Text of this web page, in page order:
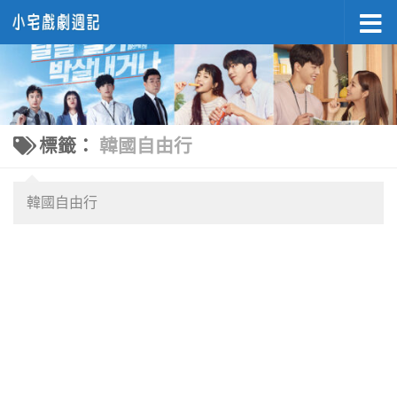
Skip to content
標籤： 韓國自由行
韓國自由行